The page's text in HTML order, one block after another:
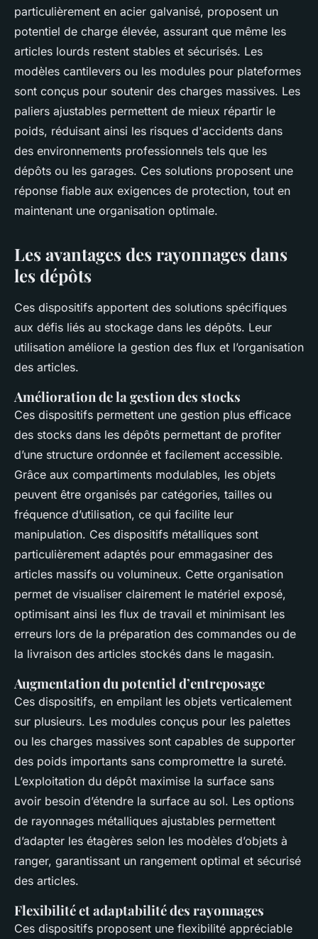
particulièrement en acier galvanisé, proposent un
potentiel de charge élevée, assurant que même les
articles lourds restent stables et sécurisés. Les
modèles cantilevers ou les modules pour plateformes
sont conçus pour soutenir des charges massives. Les
paliers ajustables permettent de mieux répartir le
poids, réduisant ainsi les risques d'accidents dans
des environnements professionnels tels que les
dépôts ou les garages. Ces solutions proposent une
réponse fiable aux exigences de protection, tout en
maintenant une organisation optimale.
Les avantages des rayonnages dans
les dépôts
Ces dispositifs apportent des solutions spécifiques
aux défis liés au stockage dans les dépôts. Leur
utilisation améliore la gestion des flux et l’organisation
des articles.
Amélioration de la gestion des stocks
Ces dispositifs permettent une gestion plus efficace
des stocks dans les dépôts permettant de profiter
d’une structure ordonnée et facilement accessible.
Grâce aux compartiments modulables, les objets
peuvent être organisés par catégories, tailles ou
fréquence d’utilisation, ce qui facilite leur
manipulation. Ces dispositifs métalliques sont
particulièrement adaptés pour emmagasiner des
articles massifs ou volumineux. Cette organisation
permet de visualiser clairement le matériel exposé,
optimisant ainsi les flux de travail et minimisant les
erreurs lors de la préparation des commandes ou de
la livraison des articles stockés dans le magasin.
Augmentation du potentiel d’entreposage
Ces dispositifs, en empilant les objets verticalement
sur plusieurs. Les modules conçus pour les palettes
ou les charges massives sont capables de supporter
des poids importants sans compromettre la sureté.
L’exploitation du dépôt maximise la surface sans
avoir besoin d’étendre la surface au sol. Les options
de rayonnages métalliques ajustables permettent
d’adapter les étagères selon les modèles d’objets à
ranger, garantissant un rangement optimal et sécurisé
des articles.
Flexibilité et adaptabilité des rayonnages
Ces dispositifs proposent une flexibilité appréciable